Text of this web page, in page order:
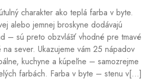
charakter ako teplá farba v byte.
alebo jemnej broskyne dodávajú
– sú preto obzvlášť vhodné pre tmavé
sever. Ukazujeme vám 25 nápadov
kuchyne a kúpeľne – samozrejme
farbách. Farba v byte – stenu v[...]